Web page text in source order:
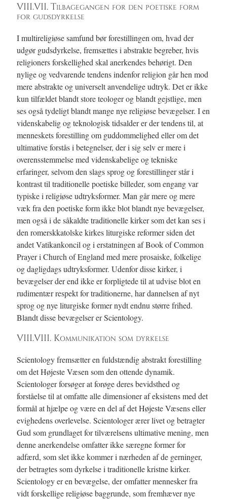
VIII.VII. Tilbagegangen for den poetiske form
for gudsdyrkelse
I multireligiøse samfund bør forestillingen om, hvad der
udgør gudsdyrkelse, fremsættes i abstrakte begreber, hvis
religioners forskellighed skal anerkendes behørigt. Den
nylige og vedvarende tendens indenfor religion går hen mod
mere abstrakte og universelt anvendelige udtryk. Det er ikke
kun tilfældet blandt store teologer og blandt gejstlige, men
ses også tydeligt blandt mange nye religiøse bevægelser. I en
videnskabelig og teknologisk tidsalder er der tendens til, at
menneskets forestilling om guddommelighed eller om det
ultimative forstås i betegnelser, der i sig selv er mere i
overensstemmelse med videnskabelige og tekniske
erfaringer, selvom den slags sprog og forestillinger står i
kontrast til traditionelle poetiske billeder, som engang var
typiske i religiøse udtryksformer. Man går mere og mere
væk fra den poetiske form ikke blot blandt nye bevægelser,
men også i de såkaldte traditionelle kirker som det kan ses i
den romerskkatolske kirkes liturgiske reformer siden det
andet Vatikankoncil og i erstatningen af Book of Common
Prayer i Church of England med mere prosaiske, folkelige
og dagligdags udtryksformer. Udenfor disse kirker, i
bevægelser der end ikke er forpligtede til at udvise blot en
rudimentær respekt for traditionerne, har dannelsen af nyt
sprog og nye liturgiske former nydt endnu større frihed.
Blandt disse bevægelser er Scientology.
VIII.VIII. Kommunikation som dyrkelse
Scientology fremsætter en fuldstændig abstrakt forestilling
om det Højeste Væsen som den ottende dynamik.
Scientologer forsøger at forøge deres bevidsthed og
forståelse til at omfatte alle dimensioner af eksistens med det
formål at hjælpe og være en del af det Højeste Væsens eller
evighedens overlevelse. Scientologer ærer livet og betragter
Gud som grundlaget for tilværelsens ultimative mening, men
denne anerkendelse omfatter ikke særegne former for
adfærd, som slet ikke kommer i nærheden af de gerninger,
der betragtes som dyrkelse i traditionelle kristne kirker.
Scientology er en bevægelse, der omfatter mennesker fra
vidt forskellige religiøse baggrunde, som fremhæver nye